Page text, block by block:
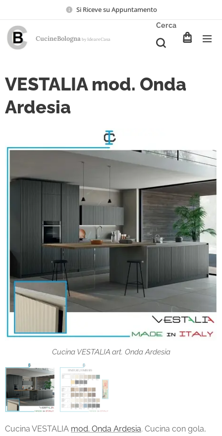
Si Riceve su Appuntamento
CucineBologna by IdeareCasa
Cerca
VESTALIA mod. Onda
Ardesia
Cucina VESTALIA art. Onda Ardesia
Cucina VESTALIA Onda Ardesia tinte
Cucina VESTALIA mod. Onda Ardesia. Cucina con gola,